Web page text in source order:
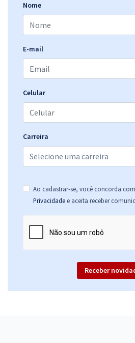
Nome
E-mail
Celular
Carreira
Ao cadastrar-se, você concorda
Privacidade e aceita receber
Receber